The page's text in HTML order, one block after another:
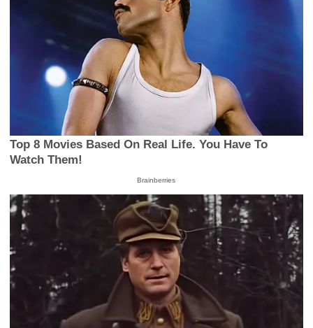
Top 8 Movies Based On Real Life. You Have To
Watch Them!
Brainberries